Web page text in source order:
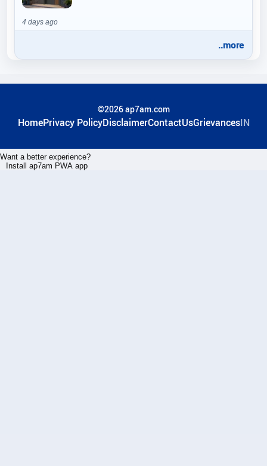
4 days ago
..more
©2026 ap7am.com
HomePrivacy PolicyDisclaimerContactUsGrievancesIN
Want a better experience?
Install ap7am PWA app